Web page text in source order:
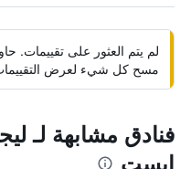
لم يتم العثور على تقييمات.
مسح كل شيء لعرض
فنادق مشابهة لـ
إيست